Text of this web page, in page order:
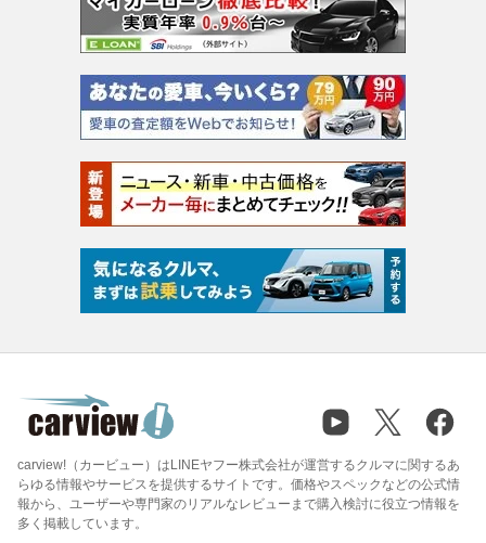
carview!（カービュー）はLINEヤフー株式会社が運営するクルマに関するあ
らゆる情報やサービスを提供するサイトです。価格やスペックなどの公式情
報から、ユーザーや専門家のリアルなレビューまで購入検討に役立つ情報を
多く掲載しています。